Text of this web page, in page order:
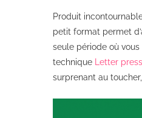
Produit
petit format permet
seule période où
technique Letter press
surprenant au